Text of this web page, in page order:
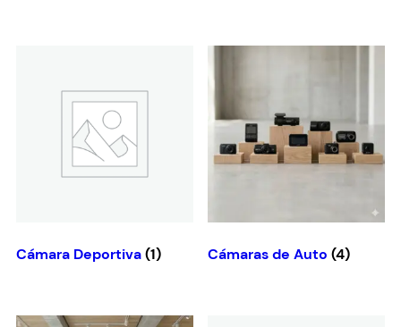
Cámara Deportiva(1) Cámaras de Auto(4)